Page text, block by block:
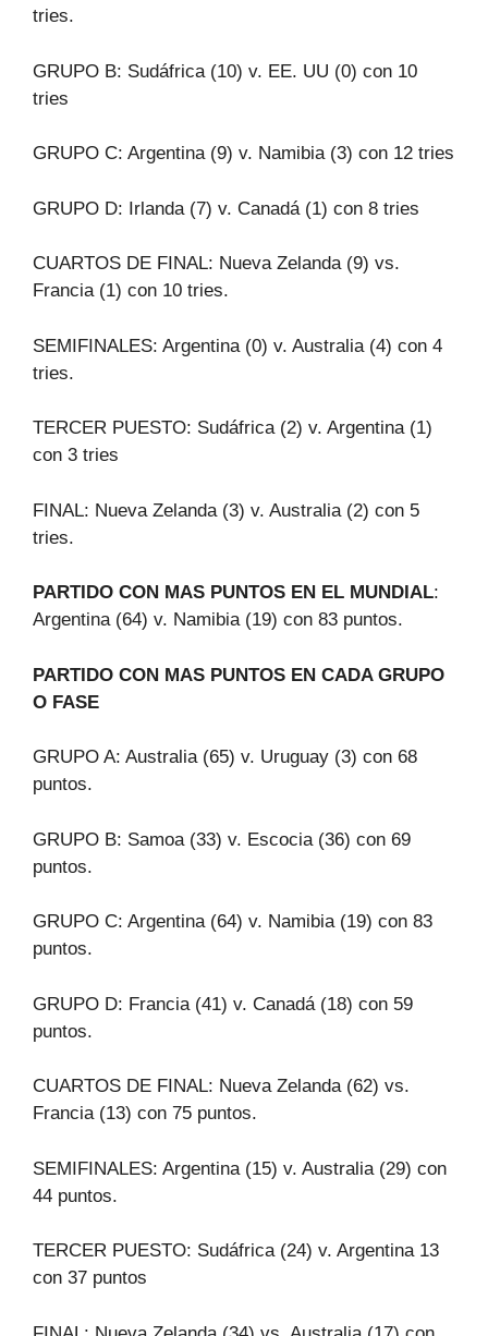
tries.
GRUPO B: Sudáfrica (10) v. EE. UU (0) con 10
tries
GRUPO C: Argentina (9) v. Namibia (3) con 12 tries
GRUPO D: Irlanda (7) v. Canadá (1) con 8 tries
CUARTOS DE FINAL: Nueva Zelanda (9) vs.
Francia (1) con 10 tries.
SEMIFINALES: Argentina (0) v. Australia (4) con 4
tries.
TERCER PUESTO: Sudáfrica (2) v. Argentina (1)
con 3 tries
FINAL: Nueva Zelanda (3) v. Australia (2) con 5
tries.
PARTIDO CON MAS PUNTOS EN EL MUNDIAL:
Argentina (64) v. Namibia (19) con 83 puntos.
PARTIDO CON MAS PUNTOS EN CADA GRUPO
O FASE
GRUPO A: Australia (65) v. Uruguay (3) con 68
puntos.
GRUPO B: Samoa (33) v. Escocia (36) con 69
puntos.
GRUPO C: Argentina (64) v. Namibia (19) con 83
puntos.
GRUPO D: Francia (41) v. Canadá (18) con 59
puntos.
CUARTOS DE FINAL: Nueva Zelanda (62) vs.
Francia (13) con 75 puntos.
SEMIFINALES: Argentina (15) v. Australia (29) con
44 puntos.
TERCER PUESTO: Sudáfrica (24) v. Argentina 13
con 37 puntos